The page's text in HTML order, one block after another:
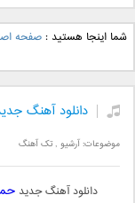
دانلود
بانی شما اینجا هستید :صفحه
دانلود آهنگ
موضوعات:آرشیو ,تک آهنگ
دانلود آهنگ جدید